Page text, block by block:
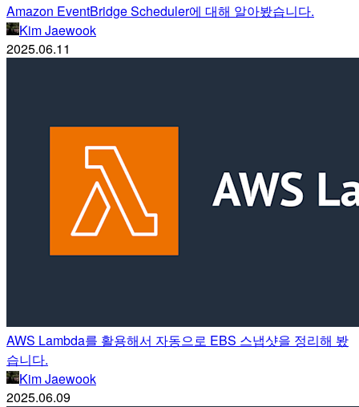
Amazon EventBridge Scheduler에 대해 알아봤습니다.
Kim Jaewook
2025.06.11
AWS Lambda를 활용해서 자동으로 EBS 스냅샷을 정리해 봤
습니다.
Kim Jaewook
2025.06.09